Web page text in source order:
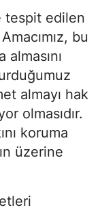
tespit edilen
bu
almasını
almayı hak
olmasıdır.
koruma
üzerine